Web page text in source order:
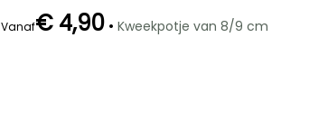
Vanaf€ 4,90 • Kweekpotje van 8/9 cm